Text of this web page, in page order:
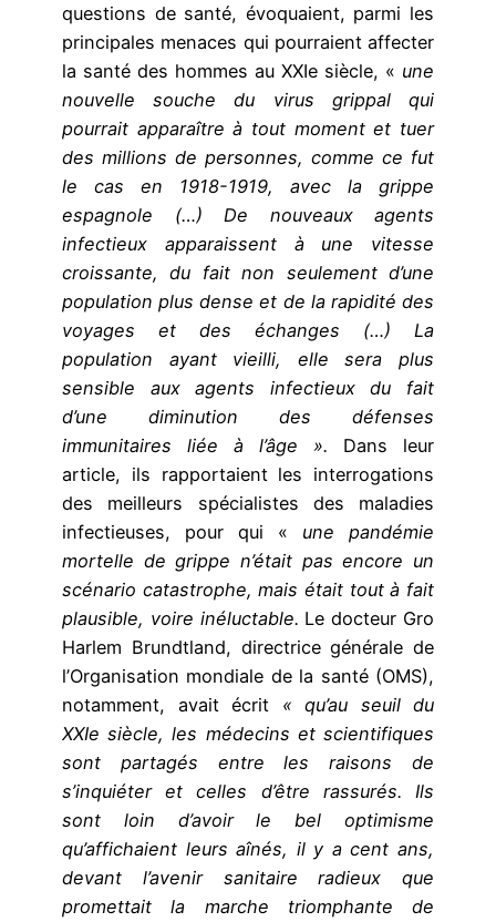
questions de santé, évoquaient, parmi les
principales menaces qui pourraient affecter
la santé des hommes au XXIe siècle, « une
nouvelle souche du virus grippal qui
pourrait apparaître à tout moment et tuer
des millions de personnes, comme ce fut
le cas en 1918-1919, avec la grippe
espagnole (…) De nouveaux agents
infectieux apparaissent à une vitesse
croissante, du fait non seulement d’une
population plus dense et de la rapidité des
voyages et des échanges (…) La
population ayant vieilli, elle sera plus
sensible aux agents infectieux du fait
d’une diminution des défenses
immunitaires liée à l’âge ». Dans leur
article, ils rapportaient les interrogations
des meilleurs spécialistes des maladies
infectieuses, pour qui « une pandémie
mortelle de grippe n’était pas encore un
scénario catastrophe, mais était tout à fait
plausible, voire inéluctable. Le docteur Gro
Harlem Brundtland, directrice générale de
l’Organisation mondiale de la santé (OMS),
notamment, avait écrit « qu’au seuil du
XXIe siècle, les médecins et scientifiques
sont partagés entre les raisons de
s’inquiéter et celles d’être rassurés. Ils
sont loin d’avoir le bel optimisme
qu’affichaient leurs aînés, il y a cent ans,
devant l’avenir sanitaire radieux que
promettait la marche triomphante de